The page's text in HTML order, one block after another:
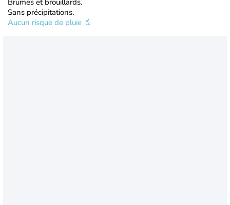
Sans précipitations.
Aucun risque de pluie